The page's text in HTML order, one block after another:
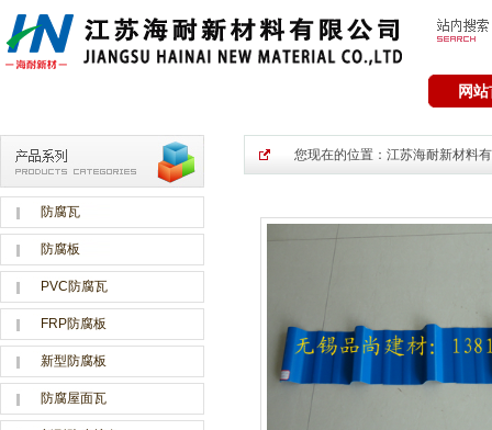
网
您现在的位置： 江苏海耐新材料
防腐瓦
防腐板
PVC防腐瓦
FRP防腐板
新型防腐板
防腐屋面瓦